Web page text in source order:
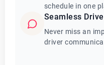
schedule in one
Seamless
Never miss an
driver